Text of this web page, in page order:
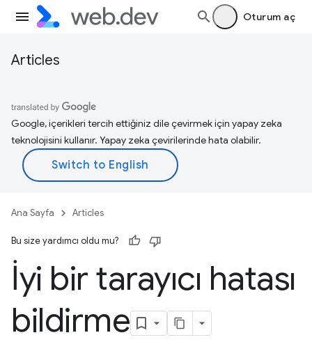
Oturum aç
Articles
Google, içerikleri tercih ettiğiniz dile çevirmek için yapay zeka
teknolojisini kullanır. Yapay zeka çevirilerinde hata olabilir.
Ana Sayfa Articles
Bu size yardımcı oldu mu?
İyi bir tarayıcı hatası
bildirme